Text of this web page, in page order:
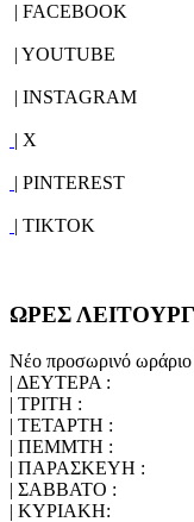
| FACEBOOK
| YOUTUBE
| INSTAGRAM
| X
| PINTEREST
| TIKTOK
ΩΡΕΣ
Νέο προσωρινό ωράριο
| ΔΕΥΤΕΡΑ :
| ΤΡΙΤΗ :
| ΤΕΤΑΡΤΗ :
| ΠΕΜΜΤΗ :
| ΠΑΡΑΣΚΕΥΗ :
| ΣΑΒΒΑΤΟ :
| ΚΥΡΙΑΚΗ: